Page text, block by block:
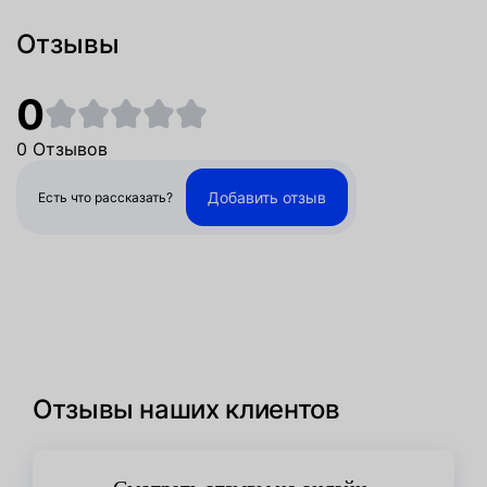
Отзывы
0
0 Отзывов
Есть что рассказать? Добавить отзыв
Отзывы наших клиентов